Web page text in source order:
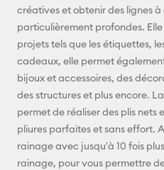
créatives et obtenir des lignes
particulièrement profondes.
projets tels que les étiquettes,
cadeaux, elle permet
bijoux et accessoires, des
des structures et plus encore.
permet de réaliser des plis nets
pliures parfaites et sans effort.
rainage avec jusqu'à 10 fois
rainage, pour vous permettre